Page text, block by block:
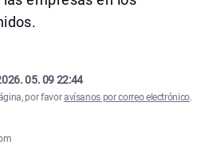
05. 09 22:44
por favoravísanos por correo electrónico.